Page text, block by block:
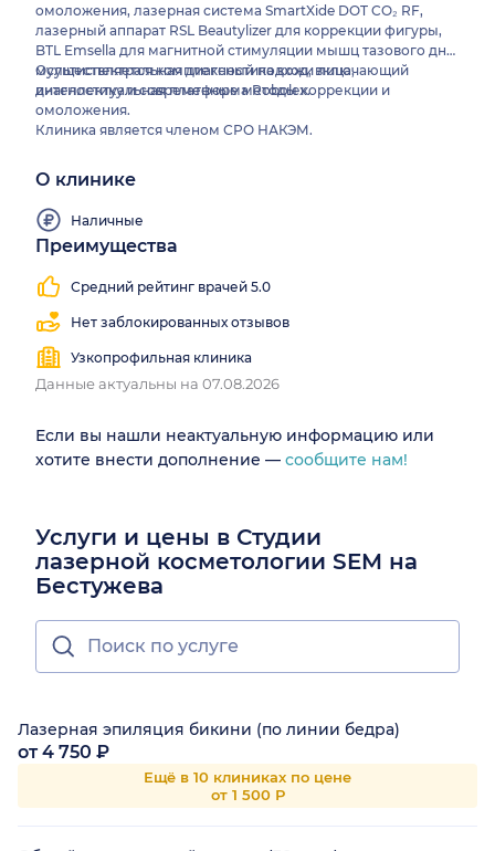
омоложения, лазерная система SmartXide DOT CO₂ RF,
лазерный аппарат RSL Beautylizer для коррекции фигуры,
BTL Emsella для магнитной стимуляции мышц тазового дна,
мультиспектральная диагностика кожи лица,
интеллектуальная платформа Robolex.
Осуществляется комплексный подход, включающий
диагностику и современные методы коррекции и
омоложения.
Клиника является членом СРО НАКЭМ.
О клинике
Наличные
Преимущества
Средний рейтинг врачей 5.0
Нет заблокированных отзывов
Узкопрофильная клиника
Данные актуальны на 07.08.2026
Если вы нашли неактуальную информацию или
хотите внести дополнение — сообщите нам!
Услуги и цены в Студии
лазерной косметологии SEM на
Бестужева
Лазерная эпиляция бикини (по линии бедра)
от 4 750 ₽
Ещё в 10 клиниках по цене
от 1 500 Р